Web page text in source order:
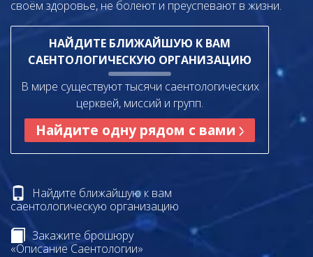
своём здоровье, не болеют и преуспевают в жизни.
НАЙДИТЕ БЛИЖАЙШУЮ К ВАМ
САЕНТОЛОГИЧЕСКУЮ ОРГАНИЗАЦИЮ
В мире существуют тысячи саентологических
церквей, миссий и групп.
Найдите одну рядом с вами
Найдите ближайшую к вам
саентологическую организацию
Закажите брошюру
«Описание Саентологии»